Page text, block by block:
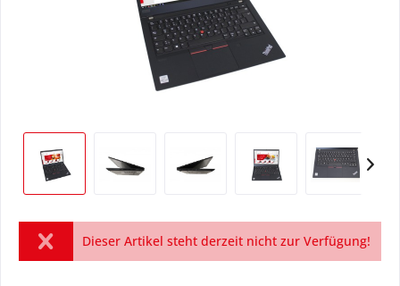
Dieser Artikel steht derzeit nicht zur Verfügung!